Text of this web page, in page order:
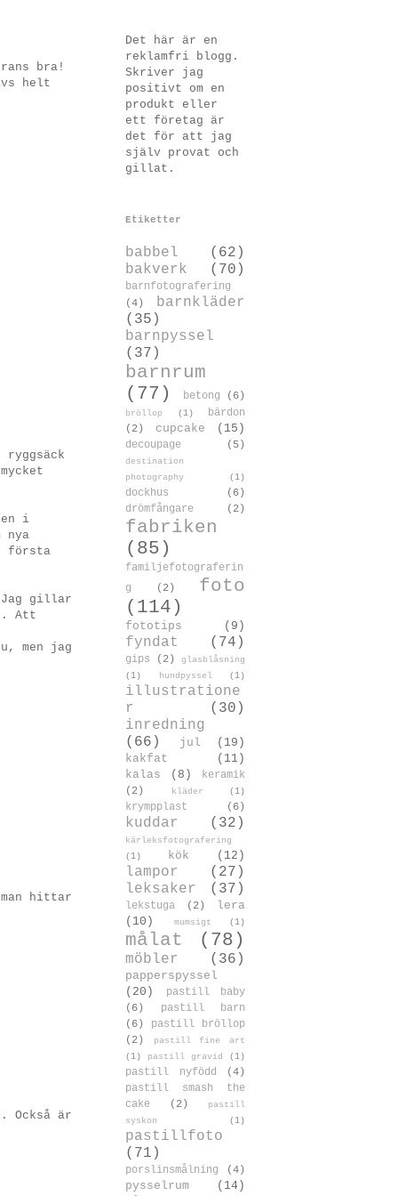
bra!
helt
i
nya
första
Jag gillar
Att
men jag
hittar
är
Det här är en
reklamfri blogg.
Skriver jag
positivt om en
produkt eller
ett företag är
det för att jag
själv provat och
gillat.
Etiketter
babbel
(62)
bakverk
(70)
barnfotografering
(4)
barnkläder
(35)
barnpyssel
(37)
barnrum
(77)
betong (6)
bröllop (1)
bärdon
(2)
cupcake (15)
decoupage (5)
destination
photography
(1)
dockhus
(6)
drömfångare
(2)
fabriken
(85)
familjefotograferin
g
(2)
foto
(114)
fototips (9)
fyndat (74)
gips (2)
glasblåsning
(1)
hundpyssel (1)
illustratione
r
(30)
inredning
(66)
jul
(19)
kakfat
(11)
kalas
(8)
keramik
(2)
kläder (1)
krympplast (6)
kuddar (32)
kärleksfotografering
(1)
kök (12)
lampor
(27)
leksaker
(37)
lekstuga (2)
lera
(10)
mumsigt (1)
målat (78)
möbler (36)
papperspyssel
(20)
pastill baby
(6)
pastill barn
(6)
pastill bröllop
(2)
pastill fine art
(1)
pastill gravid (1)
pastill nyfödd
(4)
pastill smash the
cake
(2)
pastill
syskon
(1)
pastillfoto
(71)
porslinsmålning (4)
pysselrum
(14)